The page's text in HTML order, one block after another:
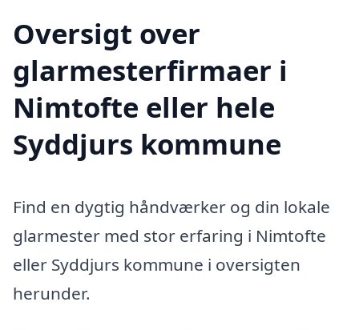
Oversigt over
glarmesterfirmaer i
Nimtofte eller hele
Syddjurs kommune
Find en dygtig håndværker og din lokale
glarmester med stor erfaring i Nimtofte
eller Syddjurs kommune i oversigten
herunder.